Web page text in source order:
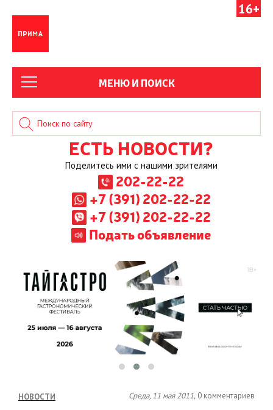
16+
МЕНЮ И ПОИСК
ЕСТЬ НОВОСТИ?
Поделитесь ими с нашими зрителями
202-22-22
+7 (391) 202-22-22
+7 (391) 202-22-22
Подать объявление
НОВОСТИ Среда, 11 мая 2011, 0 комментариев